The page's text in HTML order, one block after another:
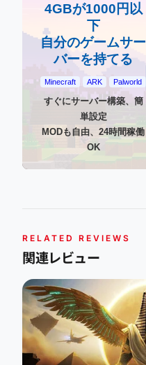
4GBが1000円以
下
自分のゲームサー
バーを持てる
Minecraft ARK Palworld
すぐにサーバー構築、簡
単設定
MODも自由、24時間稼働
OK
RELATED REVIEWS
関連レビュー